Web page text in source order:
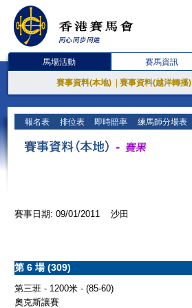
馬場活動 賽馬資訊
賽事資料(本地) 賽事資料(越洋轉播)
報名表 排位表 即時賠率 練馬師分場表
賽事日期: 09/01/2011 沙田
第 6 場 (309)
第三班 - 1200米 - (85-60)
奧克斯讓賽